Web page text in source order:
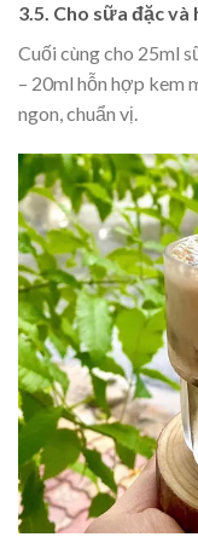
3.5. Cho sữa đặc
Cuối cùng cho 25ml
– 20ml hỗn hợp kem
ngon, chuẩn vị.